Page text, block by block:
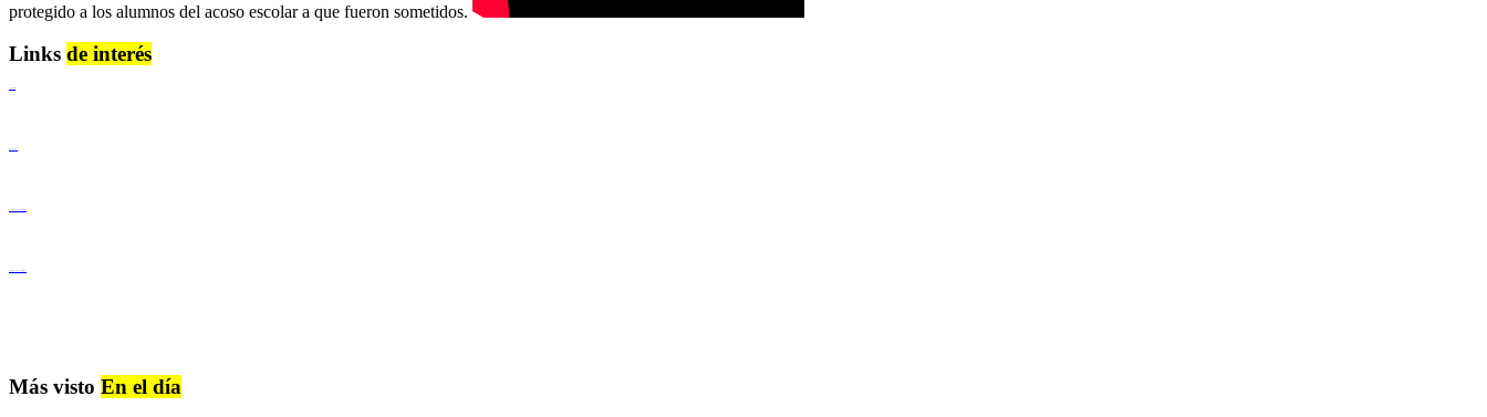
protegido a los alumnos del acoso escolar a que fueron sometidos.
Links de interés
Más visto En el día